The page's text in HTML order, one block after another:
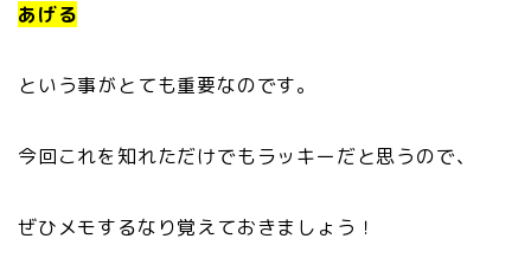
あげる
という事がとても重要なのです。
今回これを知れただけでもラッキーだと思うので、
ぜひメモするなり覚えておきましょう！